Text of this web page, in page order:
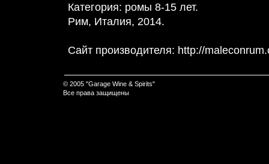
Категория: ромы 8-15 лет.
Рим, Италия, 2014.
Сайт производителя: http://
© 2005 "Garage Wine & Spirits"
Все права защищены